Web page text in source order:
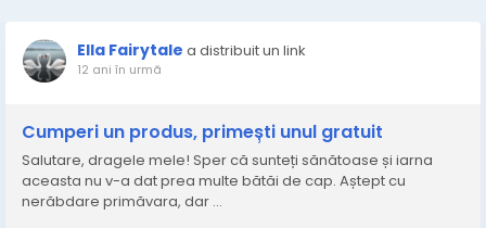
Ella Fairytale a distribuit un link
12 ani în urmă
Cumperi un produs, primești unul gratuit
Salutare, dragele mele! Sper că sunteți sănătoase și iarna
aceasta nu v-a dat prea multe bătăi de cap. Aștept cu
nerăbdare primăvara, dar ...